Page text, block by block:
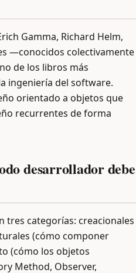
Gamma, Richard Helm,
—conocidos colectivamente
de los libros más
ingeniería del software.
orientado a objetos que
recurrentes de forma
desarrollador debe
tres categorías: creacionales
(cómo componer
(cómo los objetos
Method, Observer,